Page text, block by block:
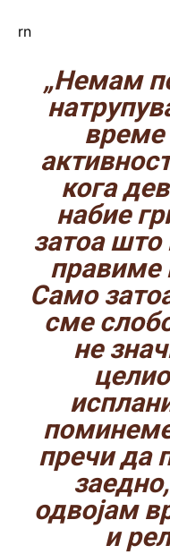
rn
„Немам
време
кога
набие
затоа што
правиме
Само
сме
не
пречи да
одвојам
и